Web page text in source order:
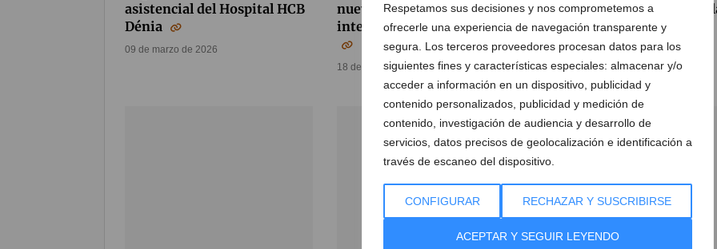
Respetamos sus decisiones y nos comprometemos a
ofrecerle una experiencia de navegación transparente y
segura. Los terceros proveedores procesan datos para los
siguientes fines y características especiales: almacenar y/o
acceder a información en un dispositivo, publicidad y
contenido personalizados, publicidad y medición de
contenido, investigación de audiencia y desarrollo de
servicios, datos precisos de geolocalización e identificación a
través de escaneo del dispositivo.
CONFIGURAR RECHAZAR Y SUSCRIBIRSE
ACEPTAR Y SEGUIR LEYENDO
asistencial del Hospital HCB
Dénia
09 de marzo de 2026
nueva etapa tras su
integración en Ribera Salud
18 de febrero de 2026
apuesta por el control de
hipertensión a edades
tempranas
17 de febrero de 2026